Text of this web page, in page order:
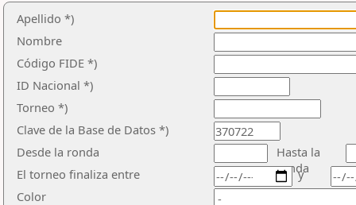
Apellido *)
Nombre
Código FIDE *)
ID Nacional *)
Torneo *)
Clave de la Base de Datos *)
Desde la ronda
Hasta la
ronda
El torneo finaliza entre
Color
y